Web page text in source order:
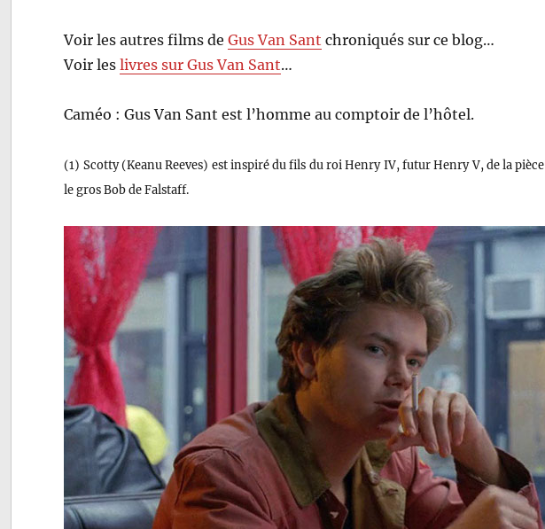
Voir les autres films deGus Van Sant chroniqués sur ce blog…
Voir leslivres sur Gus Van Sant…
Caméo : Gus Van Sant est l’homme au comptoir de l’hôtel.
(1) Scotty (Keanu Reeves) est inspiré du fils du roi Henry IV, futur Henry V, de la pièce
le gros Bob de Falstaff.